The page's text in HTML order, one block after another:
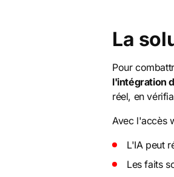
La
Pour
l'intégration
réel, en
Avec l'accès
L'IA peut
Les faits